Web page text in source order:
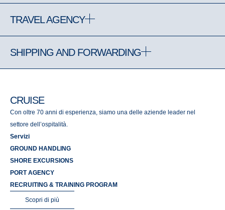
TRAVEL AGENCY
SHIPPING AND FORWARDING
CRUISE
Con oltre 70 anni di esperienza, siamo una delle aziende leader nel
settore dell’ospitalità.
Servizi
GROUND HANDLING
SHORE EXCURSIONS
PORT AGENCY
RECRUITING & TRAINING PROGRAM
Scopri di più